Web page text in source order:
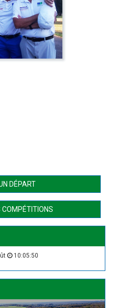
DÉPART
COMPÉTITIONS
10:05:50